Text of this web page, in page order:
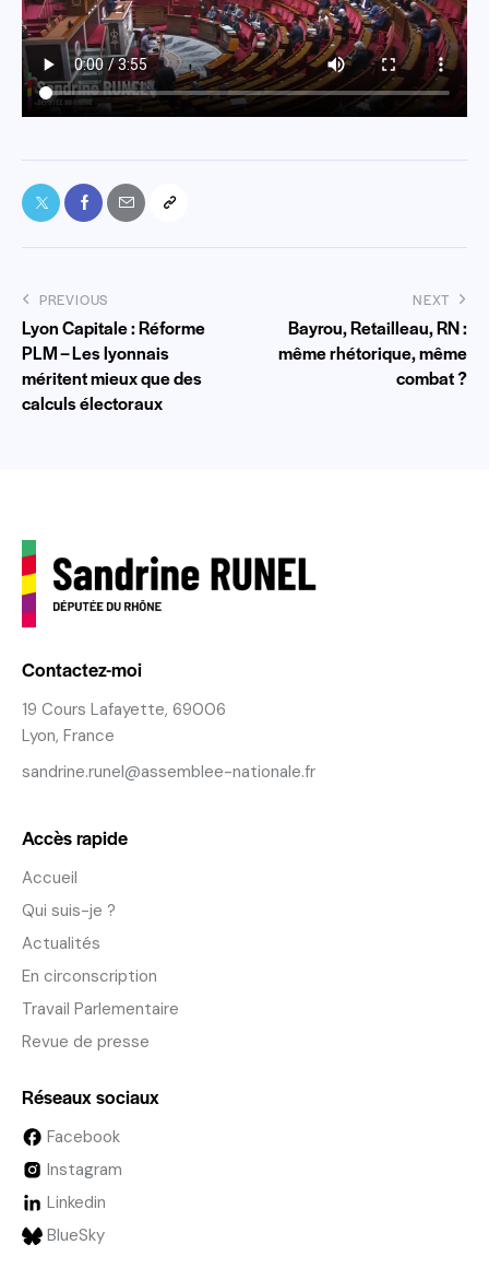
PREVIOUS
Lyon Capitale : Réforme
PLM – Les lyonnais
méritent mieux que des
calculs électoraux
NEXT
Bayrou, Retailleau, RN :
même rhétorique, même
combat ?
Contactez-moi
19 Cours Lafayette, 69006
Lyon, France
sandrine.runel@assemblee-nationale.fr
Accès rapide
Accueil
Qui suis-je ?
Actualités
En circonscription
Travail Parlementaire
Revue de presse
Réseaux sociaux
Facebook
Instagram
Linkedin
BlueSky